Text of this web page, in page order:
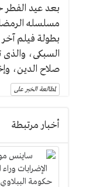
بعد عيد الفطر
مسلسله
بطولة فيلم
السبكى، والذى
صلاح الدين،
لمطالعة الخبر على
أخبار مرتبطة